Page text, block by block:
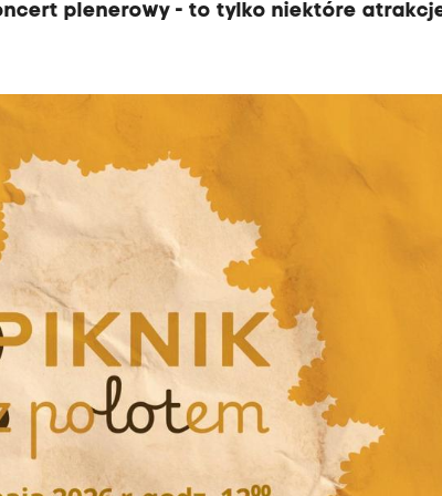
plenerowy - to tylko niektóre